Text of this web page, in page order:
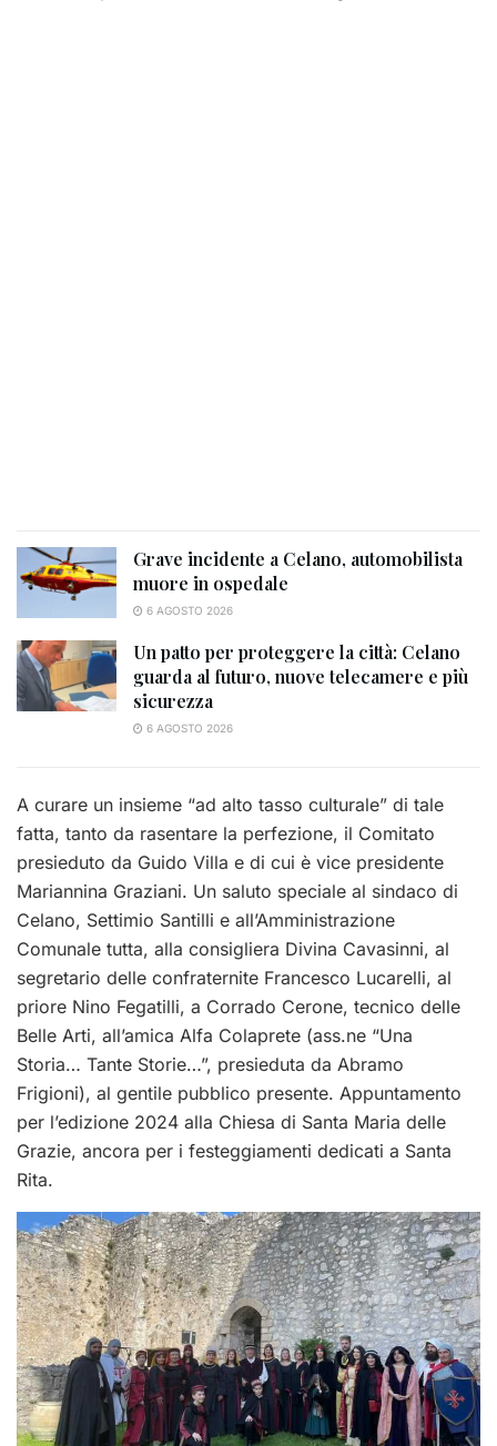
Grave incidente a Celano, automobilista
muore in ospedale
6 AGOSTO 2026
Un patto per proteggere la città: Celano
guarda al futuro, nuove telecamere e più
sicurezza
6 AGOSTO 2026
A curare un insieme “ad alto tasso culturale” di tale
fatta, tanto da rasentare la perfezione, il Comitato
presieduto da Guido Villa e di cui è vice presidente
Mariannina Graziani. Un saluto speciale al sindaco di
Celano, Settimio Santilli e all’Amministrazione
Comunale tutta, alla consigliera Divina Cavasinni, al
segretario delle confraternite Francesco Lucarelli, al
priore Nino Fegatilli, a Corrado Cerone, tecnico delle
Belle Arti, all’amica Alfa Colaprete (ass.ne “Una
Storia… Tante Storie…”, presieduta da Abramo
Frigioni), al gentile pubblico presente. Appuntamento
per l’edizione 2024 alla Chiesa di Santa Maria delle
Grazie, ancora per i festeggiamenti dedicati a Santa
Rita.